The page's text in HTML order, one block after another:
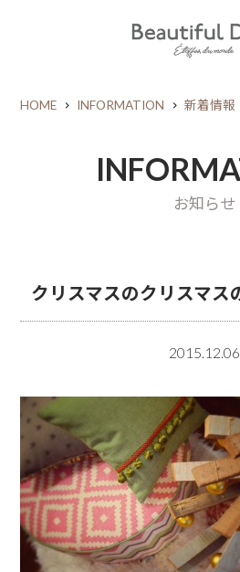
HOME INFORMATION 新着情報
お知らせ
クリスマスのクリスマス
2015.12.06